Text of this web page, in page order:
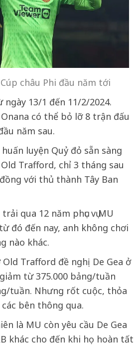
châu Phi đầu năm tới
13/1 đến 11/2/2024.
có thể bỏ lỡ 8 trận đấu
năm sau.
luyện Quỷ đỏ sẵn sàng
Trafford, chỉ 3 tháng sau
với thủ thành Tây Ban
qua 12 năm phục vụ MU
đó đến nay, anh không chơi
nào khác.
Old Trafford đề nghị De Gea ở
từ 375.000 bảng/tuần
tuần. Nhưng rốt cuộc, thỏa
bên thông qua.
là MU còn yêu cầu De Gea
khác cho đến khi họ hoàn tất